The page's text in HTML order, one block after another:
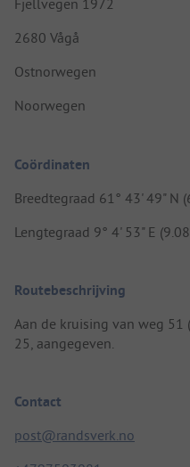
Fjellvegen 1972
2680 Vågå
Ostnorwegen
Noorwegen
Coördinaten
Breedtegraad 61° 43' 49" N
Lengtegraad 9° 4' 53" E
Routebeschrijving
Aan de kruising van weg 51
25, aangegeven.
Contact
post@randsverk.no